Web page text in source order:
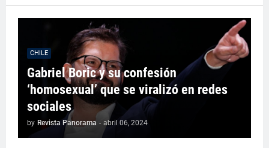
CHILE
Gabriel Boric y su confesión
‘homosexual’ que se viralizó en redes
sociales
by Revista Panorama - abril 06, 2024